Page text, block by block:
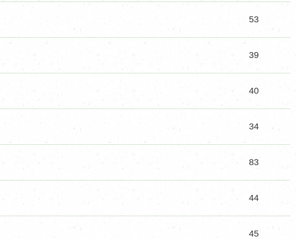
53
39
40
34
83
44
45